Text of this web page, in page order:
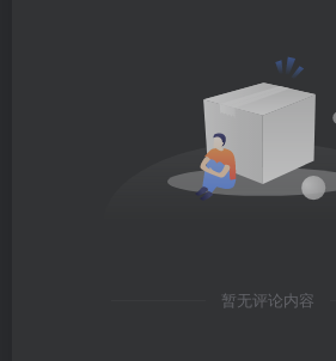
暂无评论内容